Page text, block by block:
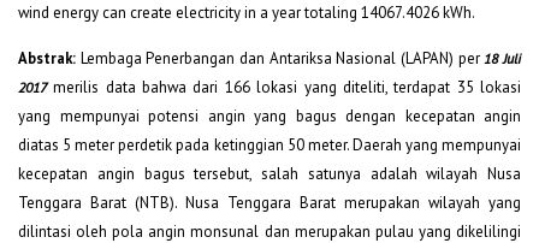
wind energy can create electricity in a year totaling 14067.4026 kWh.
Abstrak: Lembaga Penerbangan dan Antariksa Nasional (LAPAN) per18 Juli
2017merilis data bahwa dari 166 lokasi yang diteliti, terdapat 35 lokasi
yang mempunyai potensi angin yang bagus dengan kecepatan angin
diatas 5 meter perdetik pada ketinggian 50 meter. Daerah yang mempunyai
kecepatan angin bagus tersebut, salah satunya adalah wilayah Nusa
Tenggara Barat (NTB). Nusa Tenggara Barat merupakan wilayah yang
dilintasi oleh pola angin monsunal dan merupakan pulau yang dikelilingi